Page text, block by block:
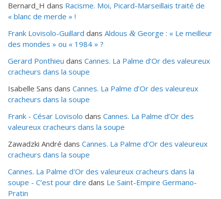
Bernard_H dans Racisme. Moi, Picard-Marseillais traité de
« blanc de merde » !
Frank Lovisolo-Guillard dans Aldous & George : « Le meilleur
des mondes » ou « 1984 » ?
Gerard Ponthieu dans Cannes. La Palme d’Or des valeureux
cracheurs dans la soupe
Isabelle Sans dans Cannes. La Palme d’Or des valeureux
cracheurs dans la soupe
Frank - César Lovisolo dans Cannes. La Palme d’Or des
valeureux cracheurs dans la soupe
Zawadzki André dans Cannes. La Palme d’Or des valeureux
cracheurs dans la soupe
Cannes. La Palme d'Or des valeureux cracheurs dans la
soupe - C’est pour dire dans Le Saint-Empire Germano-
Pratin